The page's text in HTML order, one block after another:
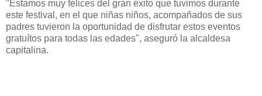
"Estamos muy felices del gran exito que tuvimos durante
este festival, en el que niñas niños, acompañados de sus
padres tuvieron la oportunidad de disfrutar estos eventos
gratuítos para todas las edades", aseguró la alcaldesa
capitalina.